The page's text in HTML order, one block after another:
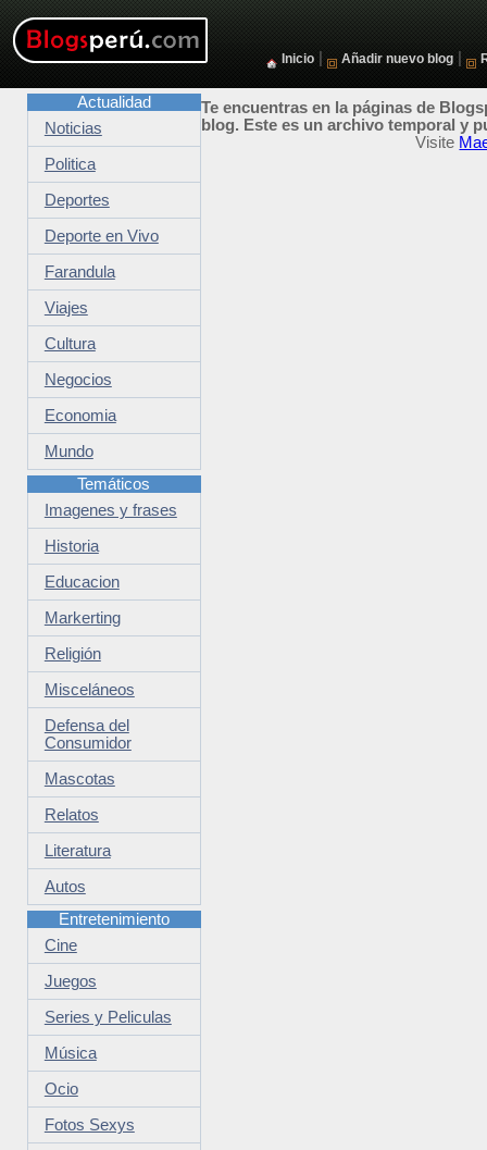
Inicio Añadir nuevo blog
Te encuentras en la páginas de
blog. Este es un archivo temporal y
Visite
Actualidad
Noticias
Politica
Deportes
Deporte en Vivo
Farandula
Viajes
Cultura
Negocios
Economia
Mundo
Temáticos
Imagenes y frases
Historia
Educacion
Markerting
Religión
Misceláneos
Defensa del
Consumidor
Mascotas
Relatos
Literatura
Autos
Entretenimiento
Cine
Juegos
Series y Peliculas
Música
Ocio
Fotos Sexys